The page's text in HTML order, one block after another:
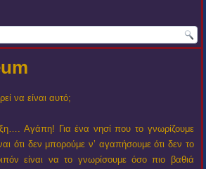
να είναι αυτό;
Αγάπη! Για ένα νησί που το γνωρίζουμε
ότι δεν μπορούμε ν’ αγαπήσουμε ότι δεν το
είναι να το γνωρίσουμε όσο πιο βαθιά